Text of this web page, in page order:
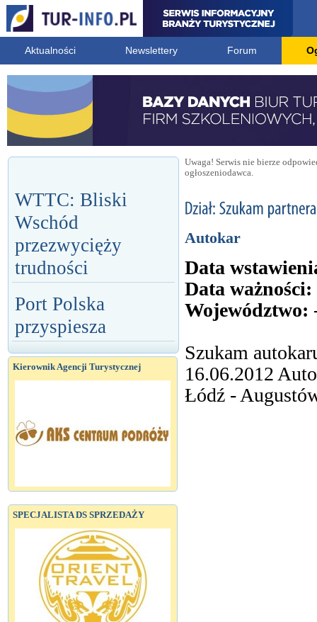
Aktualności Newslettery Forum
WTTC: Bliski
Wschód
przezwycięży
trudności
Port Polska
przyspiesza
Kierownik Agencji Turystycznej
SPECJALISTA DS SPRZEDAŻY
Uwaga! Serwis nie bierze
ogłoszeniodawca.
Autokar
Data
Data ważności:
Województwo:
Szukam
16.06.2012
Łódź -